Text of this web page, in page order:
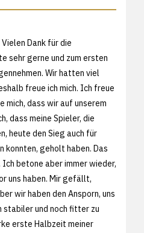
Vielen Dank für die
sehr gerne und zum ersten
Wir hatten viel
freue ich mich. Ich freue
mich, dass wir auf unserem
dass meine Spieler, die
heute den Sieg auch für
konnten, geholt haben. Das
betone aber immer wieder,
uns haben. Mir gefällt,
wir haben den Ansporn, uns
stabiler und noch fitter zu
erste Halbzeit meiner